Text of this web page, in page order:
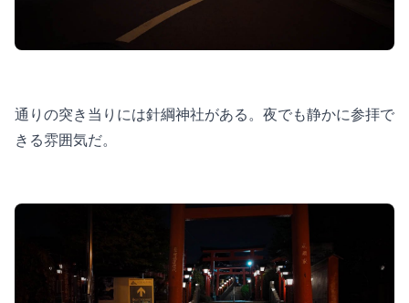
通りの突き当りには針綱神社がある。夜でも静かに参拝で
きる雰囲気だ。